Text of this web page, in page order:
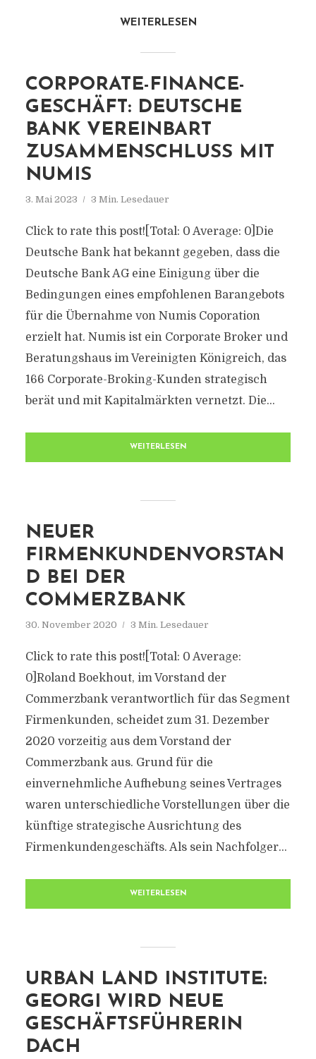
WEITERLESEN
CORPORATE-FINANCE-
GESCHÄFT: DEUTSCHE
BANK VEREINBART
ZUSAMMENSCHLUSS MIT
NUMIS
3. Mai 2023 3 Min. Lesedauer
Click to rate this post![Total: 0 Average: 0]Die
Deutsche Bank hat bekannt gegeben, dass die
Deutsche Bank AG eine Einigung über die
Bedingungen eines empfohlenen Barangebots
für die Übernahme von Numis Coporation
erzielt hat. Numis ist ein Corporate Broker und
Beratungshaus im Vereinigten Königreich, das
166 Corporate-Broking-Kunden strategisch
berät und mit Kapitalmärkten vernetzt. Die...
WEITERLESEN
NEUER
FIRMENKUNDENVORSTAN
D BEI DER
COMMERZBANK
30. November 2020 3 Min. Lesedauer
Click to rate this post![Total: 0 Average:
0]Roland Boekhout, im Vorstand der
Commerzbank verantwortlich für das Segment
Firmenkunden, scheidet zum 31. Dezember
2020 vorzeitig aus dem Vorstand der
Commerzbank aus. Grund für die
einvernehmliche Aufhebung seines Vertrages
waren unterschiedliche Vorstellungen über die
künftige strategische Ausrichtung des
Firmenkundengeschäfts. Als sein Nachfolger...
WEITERLESEN
URBAN LAND INSTITUTE:
GEORGI WIRD NEUE
GESCHÄFTSFÜHRERIN
DACH